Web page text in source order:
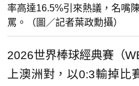
率高達16.5%引來熱議，名嘴
罵。（圖／記者葉政勳攝）
2026世界棒球經典賽（
上澳洲對，以0:3輸掉比